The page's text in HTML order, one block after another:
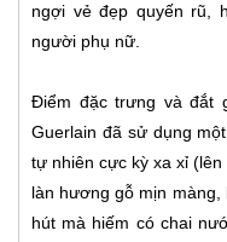
ngợi vẻ đẹp quyến rũ,
người phụ nữ.
Điểm đặc trưng và đắt
Guerlain đã sử dụng
tự nhiên cực kỳ xa xỉ
làn hương gỗ mịn màng,
hút mà hiếm có chai